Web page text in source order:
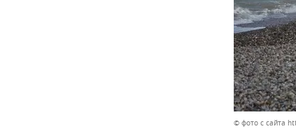
© фото с сайта